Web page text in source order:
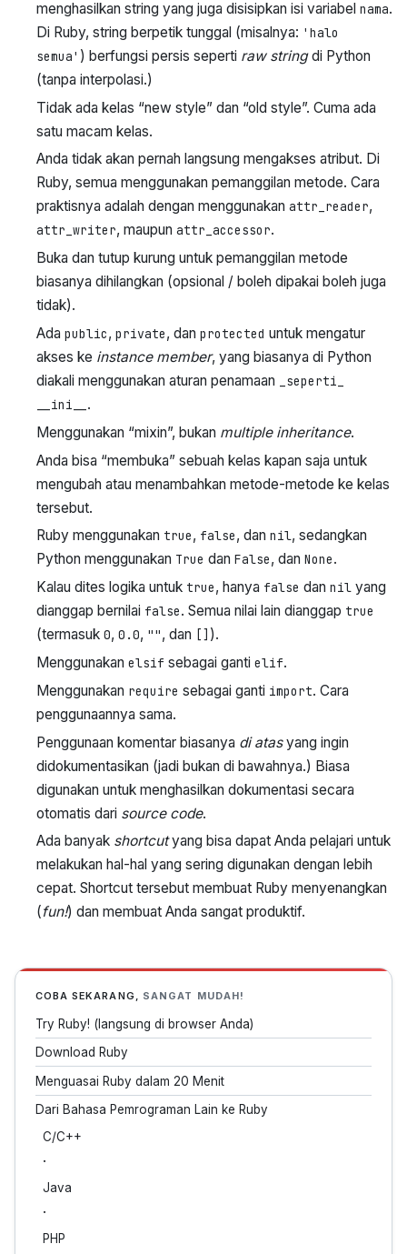
menghasilkan string yang juga disisipkan isi variabel nama.
Di Ruby, string berpetik tunggal (misalnya: 'halo
semua' ) berfungsi persis seperti raw stringdi Python
(tanpa interpolasi.)
Tidak ada kelas “new style” dan “old style”. Cuma ada
satu macam kelas.
Anda tidak akan pernah langsung mengakses atribut. Di
Ruby, semua menggunakan pemanggilan metode. Cara
praktisnya adalah dengan menggunakan attr_reader,
attr_writer, maupun attr_accessor.
Buka dan tutup kurung untuk pemanggilan metode
biasanya dihilangkan (opsional / boleh dipakai boleh juga
tidak).
Ada public, private, dan protected untuk mengatur
akses ke instance member, yang biasanya di Python
diakali menggunakan aturan penamaan
_seperti_
__ini__ .
Menggunakan “mixin”, bukan multiple inheritance.
Anda bisa “membuka” sebuah kelas kapan saja untuk
mengubah atau menambahkan metode-metode ke kelas
tersebut.
Ruby menggunakan true, false, dan nil, sedangkan
Python menggunakan True dan False, dan None.
Kalau dites logika untuk true, hanya false dan nil yang
dianggap bernilai false. Semua nilai lain dianggap true
(termasuk 0, 0.0, "", dan [] ).
Menggunakan elsif sebagai ganti elif.
Menggunakan require sebagai ganti import. Cara
penggunaannya sama.
Penggunaan komentar biasanya di atasyang ingin
didokumentasikan (jadi bukan di bawahnya.) Biasa
digunakan untuk menghasilkan dokumentasi secara
otomatis dari source code.
Ada banyak shortcutyang bisa dapat Anda pelajari untuk
melakukan hal-hal yang sering digunakan dengan lebih
cepat. Shortcut tersebut membuat Ruby menyenangkan
(fun!) dan membuat Anda sangat produktif.
COBA SEKARANG, SANGAT MUDAH!
Try Ruby! (langsung di browser Anda)
Download Ruby
Menguasai Ruby dalam 20 Menit
Dari Bahasa Pemrograman Lain ke Ruby
C/C++
·
Java
·
PHP